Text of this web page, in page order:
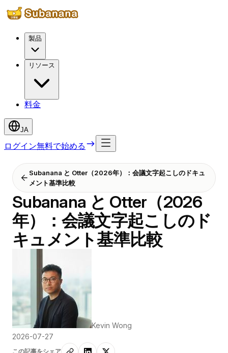
製品
リソース
料金
JA
ログイン無料で始める
Subanana と Otter（2026年）：会議文字起こしのドキュ
メント基準比較
Subanana と Otter（2026
年）：会議文字起こしのド
キュメント基準比較
Kevin Wong
2026-07-27
この記事をシェア